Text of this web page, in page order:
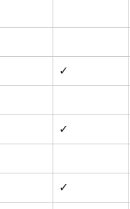
✓
✓
✓